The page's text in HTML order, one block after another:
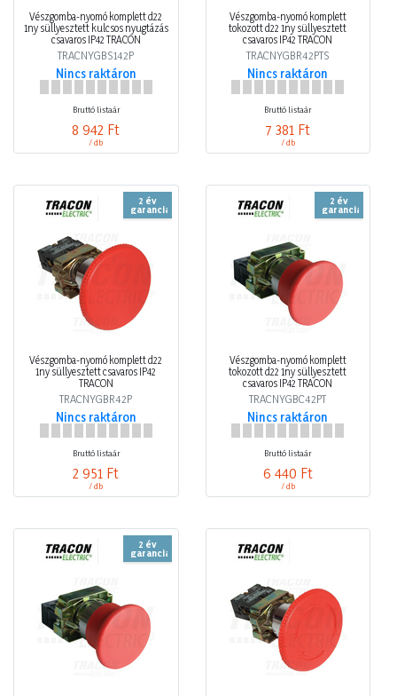
Vészgomba-nyomó komplett d22
1ny süllyesztett kulcsos nyugtázás
csavaros IP42 TRACON
TRACNYGBS142P
Nincs raktáron
Bruttó listaár
8 942 Ft
/ db
Vészgomba-nyomó komplett
tokozott d22 1ny süllyesztett
csavaros IP42 TRACON
TRACNYGBR42PTS
Nincs raktáron
Bruttó listaár
7 381 Ft
/ db
2 év
garancia
Vészgomba-nyomó komplett d22
1ny süllyesztett csavaros IP42
TRACON
TRACNYGBR42P
Nincs raktáron
Bruttó listaár
2 951 Ft
/ db
2 év
garancia
Vészgomba-nyomó komplett
tokozott d22 1ny süllyesztett
csavaros IP42 TRACON
TRACNYGBC42PT
Nincs raktáron
Bruttó listaár
6 440 Ft
/ db
2 év
garancia